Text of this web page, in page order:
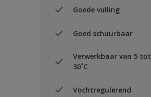
Goede vulling
Goed schuurbaar
Verwerkbaar van 5 tot
30˚C
Vochtregulerend